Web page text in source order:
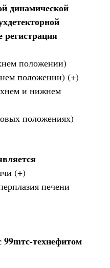
динамической
регистрация
положении)
положении) (+)
и нижнем
положениях)
(+)
печени
технефитом